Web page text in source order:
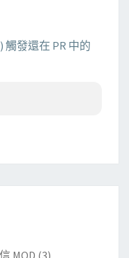
觸發還在 PR 中的
MOD (3)